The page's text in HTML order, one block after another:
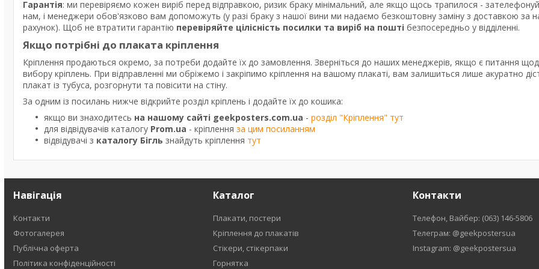
Гарантія: ми перевіряємо кожен виріб перед відправкою, ризик браку мінімальний, але якщо щось трапилося -
нам, і менеджери обов'язково вам допоможуть (у разі браку з нашої вини ми надаємо безкоштовну заміну з доставкою за
рахунок). Щоб не втратити гарантію перевіряйте цілісність посилки та виріб на пошті безпосередньо у відділенні.
Якщо потрібні до плаката кріплення
Кріплення продаються окремо, за потреби додайте їх до замовлення. Зверніться до наших менеджерів, якщо є питання
вибору кріплень. При відправленні ми обріжемо і закріпимо кріплення на вашому плакаті, вам залишиться лише акуратно
плакат із тубуса, розгорнути та повісити на стіну.
За одним із посилань нижче відкрийте розділ кріплень і додайте їх до кошика:
якщо ви знаходитесь на нашому сайті geekposters.com.ua - розділ "Кріплення" тут
для відвідувачів каталогу Prom.ua - кріплення за цим посиланням
відвідувачі з каталогу Бігль знайдуть кріплення тут
Навігація
Контакти
Фотогалерея
Публічна оферта
Політика конфіденційності
Каталог
Плакати, постери
Кріплення до плакатів
Стікери, стікерпаки
Горнятка
Контакти
Телефон, Вайбер: (063) 146-5806
Телеграм: @geekpostersua
Instagram: @geekpostersua